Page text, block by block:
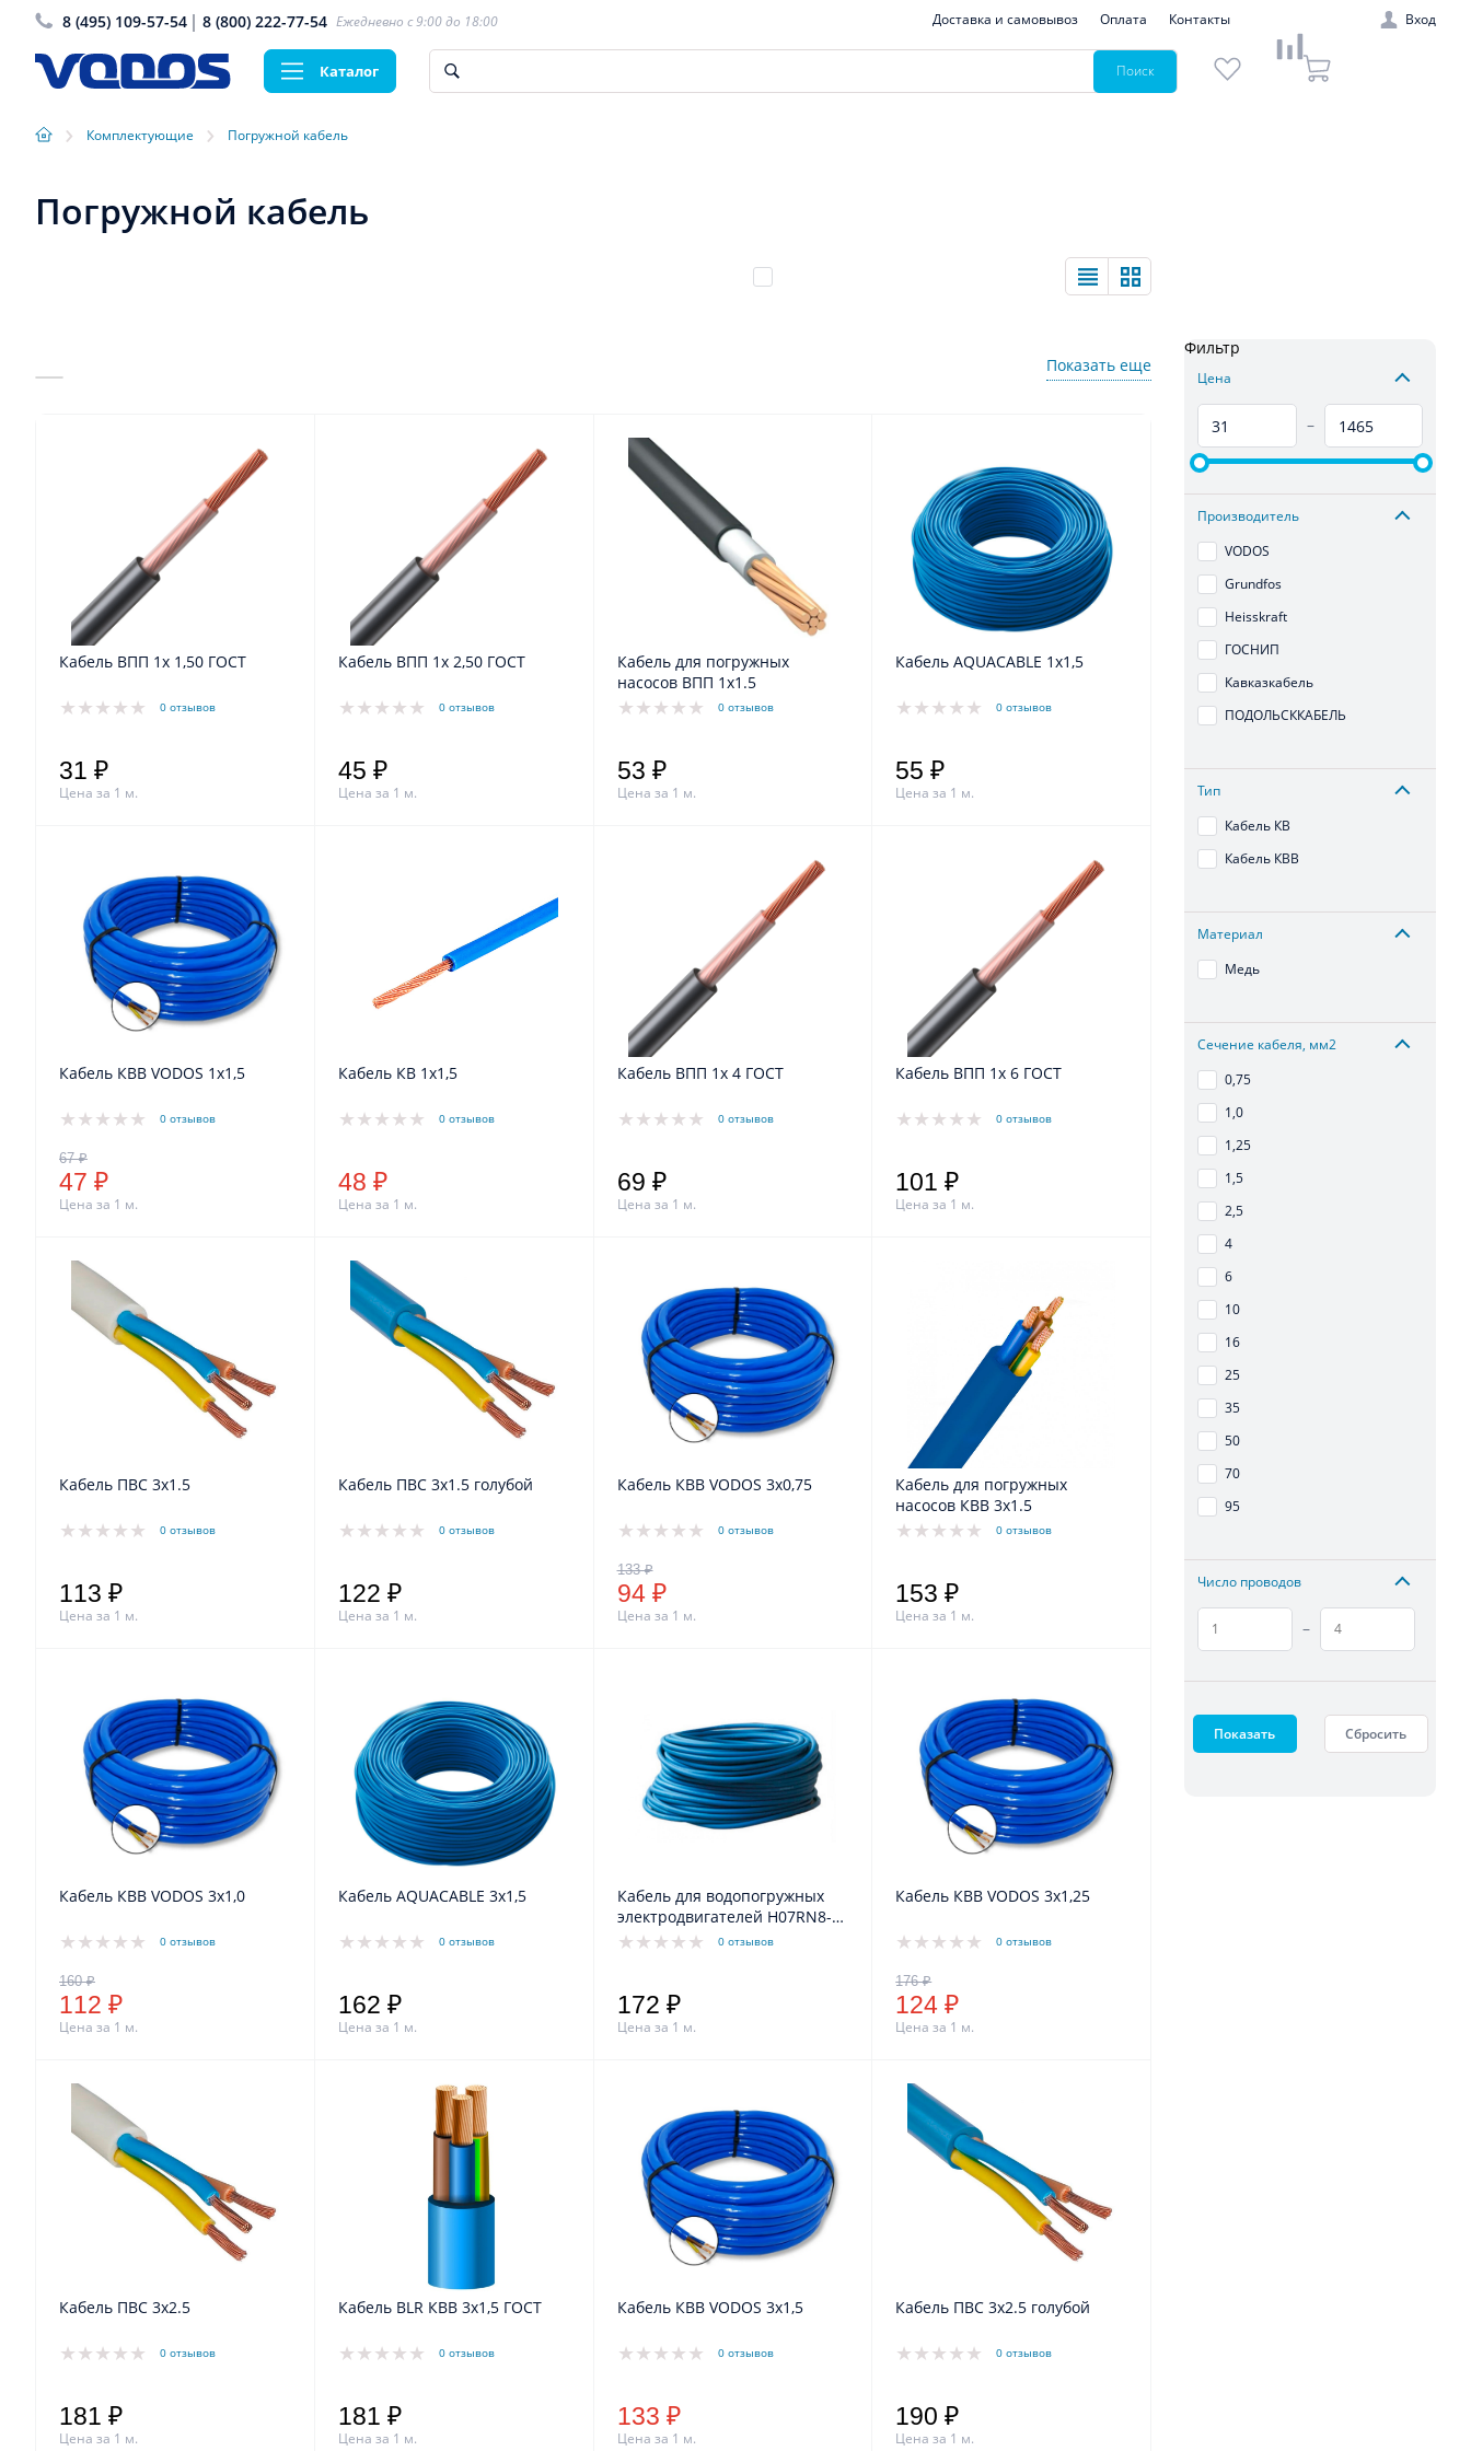
8 (495) 109-57-54 8 (800) 222-77-54 Ежедневно с 9:00 до 18:00 Доставка и самовывоз Оплата Контакты Вход
Каталог Поиск
› Комплектующие › Погружной кабель
Погружной кабель
Показать еще
Кабель ВПП 1x 1,50 ГОСТ
0 отзывов
31 ₽
Цена за 1 м.
Кабель ВПП 1x 2,50 ГОСТ
0 отзывов
45 ₽
Цена за 1 м.
Кабель для погружных
насосов ВПП 1x1.5
0 отзывов
53 ₽
Цена за 1 м.
Кабель AQUACABLE 1х1,5
0 отзывов
55 ₽
Цена за 1 м.
Кабель КВВ VODOS 1х1,5
0 отзывов
47 ₽
Цена за 1 м.
Кабель КВ 1х1,5
0 отзывов
48 ₽
Цена за 1 м.
Кабель ВПП 1x 4 ГОСТ
0 отзывов
69 ₽
Цена за 1 м.
Кабель ВПП 1x 6 ГОСТ
0 отзывов
101 ₽
Цена за 1 м.
Кабель ПВС 3x1.5
0 отзывов
113 ₽
Цена за 1 м.
Кабель ПВС 3x1.5 голубой
0 отзывов
122 ₽
Цена за 1 м.
Кабель КВВ VODOS 3х0,75
0 отзывов
94 ₽
Цена за 1 м.
Кабель для погружных
насосов КВВ 3x1.5
0 отзывов
153 ₽
Цена за 1 м.
Кабель КВВ VODOS 3х1,0
0 отзывов
112 ₽
Цена за 1 м.
Кабель AQUACABLE 3х1,5
0 отзывов
162 ₽
Цена за 1 м.
Кабель для водопогружных
электродвигателей H07RN8-F,
3*1.5 мм
0 отзывов
172 ₽
Цена за 1 м.
Кабель КВВ VODOS 3х1,25
0 отзывов
124 ₽
Цена за 1 м.
Кабель ПВС 3x2.5
0 отзывов
181 ₽
Цена за 1 м.
Кабель BLR КВВ 3х1,5 ГОСТ
0 отзывов
181 ₽
Цена за 1 м.
Кабель КВВ VODOS 3х1,5
0 отзывов
133 ₽
Цена за 1 м.
Кабель ПВС 3x2.5 голубой
0 отзывов
190 ₽
Цена за 1 м.
Фильтр
Цена
–
Производитель
VODOS
Grundfos
Heisskraft
ГОСНИП
Кавказкабель
ПОДОЛЬСККАБЕЛЬ
Тип
Кабель КВ
Кабель КВВ
Материал
Медь
Сечение кабеля, мм2
0,75
1,0
1,25
1,5
2,5
4
6
10
16
25
35
50
70
95
Число проводов
–
Показать Сбросить